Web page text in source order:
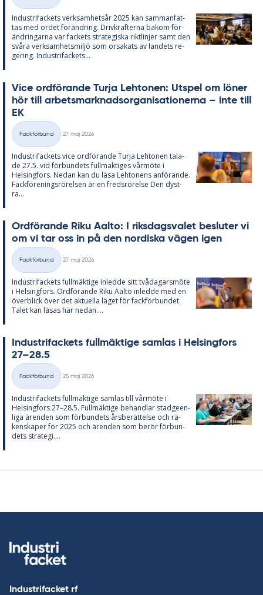
Kategorier
In­du­stri­fac­kets verk­sam­hets­år 2025 kan sam­man­fat­
tas med or­det för­änd­ring. Driv­kraf­ter­na bakom för­
änd­ring­ar­na var fac­kets stra­te­gis­ka rikt­lin­jer samt den
svå­ra verk­sam­hets­miljö som or­sa­ka­ts av lan­dets re­
ge­ring. In­du­stri­fac­kets...
Vice ord­fö­ran­de Turja Lehto­nen: Ut­spel om lö­ner
hör till ar­bets­mark­nads­or­ga­ni­sa­tio­ner­na – inte till
EK
Kategorier
Fackförbund
27 maj 2026
In­du­stri­fac­kets vice ord­fö­ran­de Turja Lehto­nen ta­la­
de 27.5. vid för­bun­dets full­mäk­ti­ges vår­möte i
Helsing­fors. Ne­dan kan du läsa Lehto­nens an­fö­ran­de.
Fack­för­e­nings­rö­rel­sen är en freds­rö­rel­se Den dyst­
ra...
Ord­fö­ran­de Riku Aal­to: I riks­dags­va­let be­slu­ter vi
om vi tar oss in på den nor­dis­ka vägen igen
Kategorier
Fackförbund
27 maj 2026
In­du­stri­fac­kets full­mäk­ti­ge in­led­de sitt två­da­garsmöte
i Helsing­fors. Ord­fö­ran­de Riku Aal­to in­led­de med en
över­blick över det ak­tu­el­la lä­get för fack­för­bun­det.
Ta­let kan lä­sas här ne­dan....
In­du­stri­fac­kets full­mäk­ti­ge sam­las i Helsing­fors
27–28.5
Kategorier
Fackförbund
25 maj 2026
In­du­stri­fac­kets full­mäk­ti­ge sam­las till vår­möte i
Helsing­fors 27–28.5. Full­mäk­ti­ge be­hand­lar stad­ge­en­
li­ga ären­den som för­bun­dets års­be­rät­tel­se och rä­
ken­ska­per för 2025 och ären­den som be­rör för­bun­
dets stra­te­gi....
Industrifacket rf